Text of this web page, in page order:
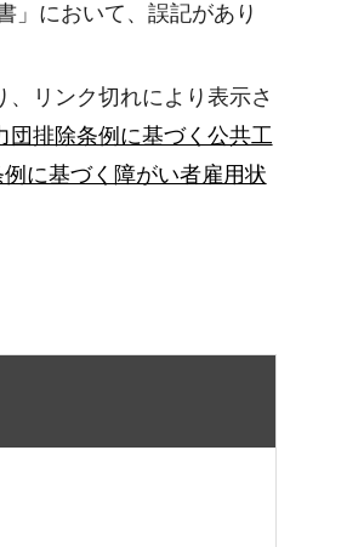
」において、誤記があり
リンク切れにより表示さ
団排除条例に基づく公共工
に基づく障がい者雇用状